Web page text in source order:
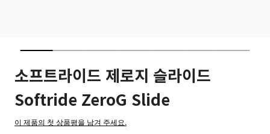
소프트라이드 제로지 슬라이드
Softride ZeroG Slide
이 제품의 첫 상품평을 남겨 주세요.